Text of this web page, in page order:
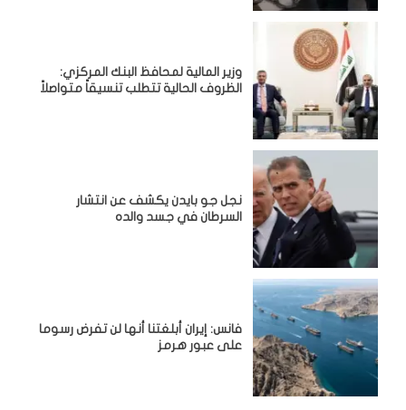
وزير المالية لمحافظ البنك المركزي:
الظروف الحالية تتطلب تنسيقاً متواصلاً
نجل جو بايدن يكشف عن انتشار
السرطان في جسد والده
فانس: إيران أبلغتنا أنها لن تفرض رسوما
على عبور هرمز